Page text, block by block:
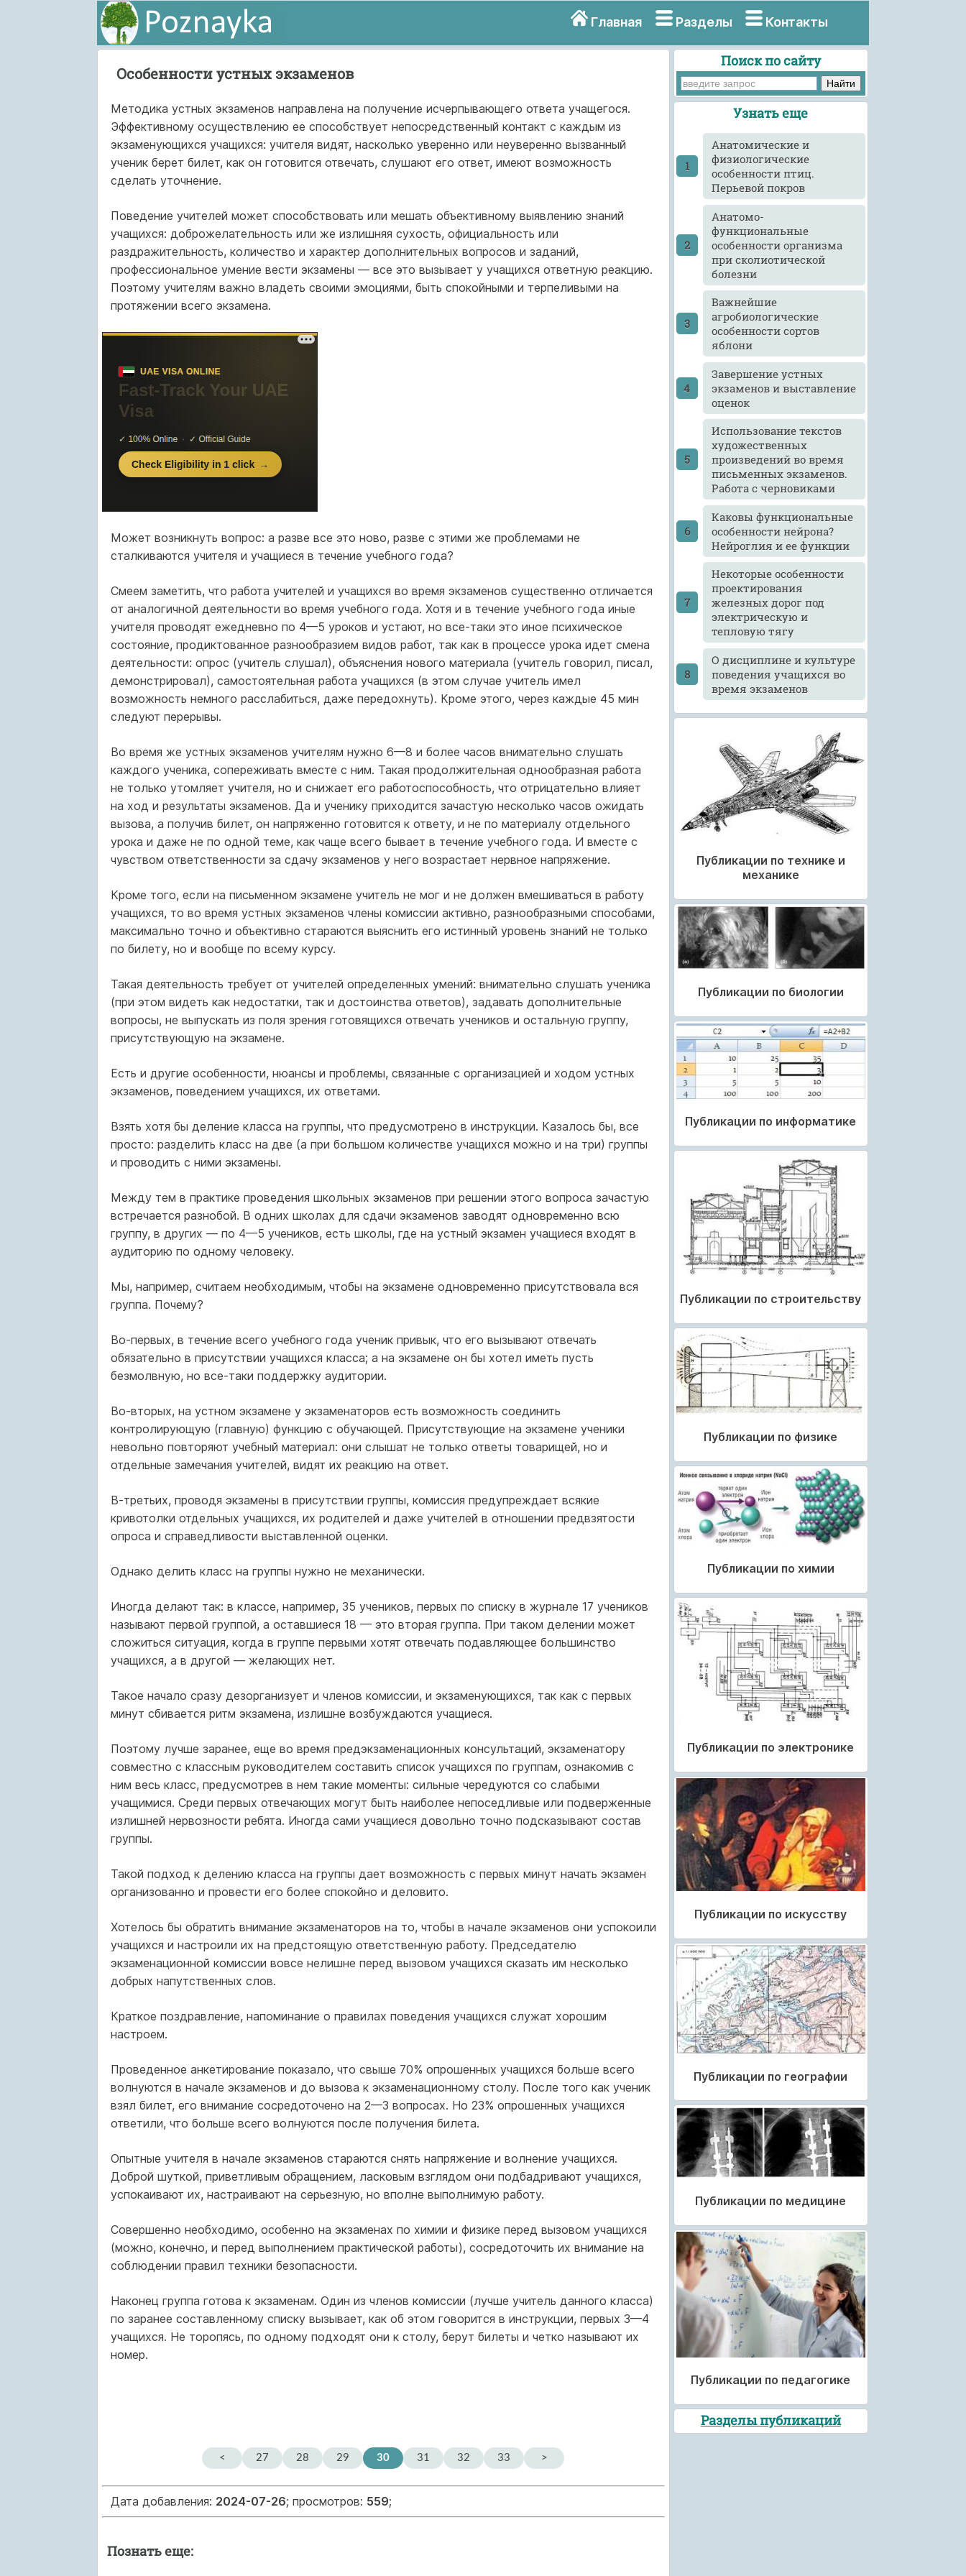
Главная Разделы Контакты
Особенности устных экзаменов
Методика устных экзаменов направлена на получение исчерпывающего ответа учащегося.
Эффективному осуществлению ее способствует непосредственный контакт с каждым из
экзаменующихся учащихся: учителя видят, насколько уверенно или неуверенно вызванный
ученик берет билет, как он готовится отвечать, слушают его ответ, имеют возможность
сделать уточнение.
Поведение учителей может способствовать или мешать объективному выявлению знаний
учащихся: доброжелательность или же излишняя сухость, официальность или
раздражительность, количество и характер дополнительных вопросов и заданий,
профессиональное умение вести экзамены — все это вызывает у учащихся ответную реакцию.
Поэтому учителям важно владеть своими эмоциями, быть спокойными и терпеливыми на
протяжении всего экзамена.
Может возникнуть вопрос: а разве все это ново, разве с этими же проблемами не
сталкиваются учителя и учащиеся в течение учебного года?
Смеем заметить, что работа учителей и учащихся во время экзаменов существенно отличается
от аналогичной деятельности во время учебного года. Хотя и в течение учебного года иные
учителя проводят ежедневно по 4—5 уроков и устают, но все-таки это иное психическое
состояние, продиктованное разнообразием видов работ, так как в процессе урока идет смена
деятельности: опрос (учитель слушал), объяснения нового материала (учитель говорил, писал,
демонстрировал), самостоятельная работа учащихся (в этом случае учитель имел
возможность немного расслабиться, даже передохнуть). Кроме этого, через каждые 45 мин
следуют перерывы.
Во время же устных экзаменов учителям нужно 6—8 и более часов внимательно слушать
каждого ученика, сопереживать вместе с ним. Такая продолжительная однообразная работа
не только утомляет учителя, но и снижает его работоспособность, что отрицательно влияет
на ход и результаты экзаменов. Да и ученику приходится зачастую несколько часов ожидать
вызова, а получив билет, он напряженно готовится к ответу, и не по материалу отдельного
урока и даже не по одной теме, как чаще всего бывает в течение учебного года. И вместе с
чувством ответственности за сдачу экзаменов у него возрастает нервное напряжение.
Кроме того, если на письменном экзамене учитель не мог и не должен вмешиваться в работу
учащихся, то во время устных экзаменов члены комиссии активно, разнообразными способами,
максимально точно и объективно стараются выяснить его истинный уровень знаний не только
по билету, но и вообще по всему курсу.
Такая деятельность требует от учителей определенных умений: внимательно слушать ученика
(при этом видеть как недостатки, так и достоинства ответов), задавать дополнительные
вопросы, не выпускать из поля зрения готовящихся отвечать учеников и остальную группу,
присутствующую на экзамене.
Есть и другие особенности, нюансы и проблемы, связанные с организацией и ходом устных
экзаменов, поведением учащихся, их ответами.
Взять хотя бы деление класса на группы, что предусмотрено в инструкции. Казалось бы, все
просто: разделить класс на две (а при большом количестве учащихся можно и на три) группы
и проводить с ними экзамены.
Между тем в практике проведения школьных экзаменов при решении этого вопроса зачастую
встречается разнобой. В одних школах для сдачи экзаменов заводят одновременно всю
группу, в других — по 4—5 учеников, есть школы, где на устный экзамен учащиеся входят в
аудиторию по одному человеку.
Мы, например, считаем необходимым, чтобы на экзамене одновременно присутствовала вся
группа. Почему?
Во-первых, в течение всего учебного года ученик привык, что его вызывают отвечать
обязательно в присутствии учащихся класса; а на экзамене он бы хотел иметь пусть
безмолвную, но все-таки поддержку аудитории.
Во-вторых, на устном экзамене у экзаменаторов есть возможность соединить
контролирующую (главную) функцию с обучающей. Присутствующие на экзамене ученики
невольно повторяют учебный материал: они слышат не только ответы товарищей, но и
отдельные замечания учителей, видят их реакцию на ответ.
В-третьих, проводя экзамены в присутствии группы, комиссия предупреждает всякие
кривотолки отдельных учащихся, их родителей и даже учителей в отношении предвзятости
опроса и справедливости выставленной оценки.
Однако делить класс на группы нужно не механически.
Иногда делают так: в классе, например, 35 учеников, первых по списку в журнале 17 учеников
называют первой группой, а оставшиеся 18 — это вторая группа. При таком делении может
сложиться ситуация, когда в группе первыми хотят отвечать подавляющее большинство
учащихся, а в другой — желающих нет.
Такое начало сразу дезорганизует и членов комиссии, и экзаменующихся, так как с первых
минут сбивается ритм экзамена, излишне возбуждаются учащиеся.
Поэтому лучше заранее, еще во время предэкзаменационных консультаций, экзаменатору
совместно с классным руководителем составить список учащихся по группам, ознакомив с
ним весь класс, предусмотрев в нем такие моменты: сильные чередуются со слабыми
учащимися. Среди первых отвечающих могут быть наиболее непоседливые или подверженные
излишней нервозности ребята. Иногда сами учащиеся довольно точно подсказывают состав
группы.
Такой подход к делению класса на группы дает возможность с первых минут начать экзамен
организованно и провести его более спокойно и деловито.
Хотелось бы обратить внимание экзаменаторов на то, чтобы в начале экзаменов они успокоили
учащихся и настроили их на предстоящую ответственную работу. Председателю
экзаменационной комиссии вовсе нелишне перед вызовом учащихся сказать им несколько
добрых напутственных слов.
Краткое поздравление, напоминание о правилах поведения учащихся служат хорошим
настроем.
Проведенное анкетирование показало, что свыше 70% опрошенных учащихся больше всего
волнуются в начале экзаменов и до вызова к экзаменационному столу. После того как ученик
взял билет, его внимание сосредоточено на 2—3 вопросах. Но 23% опрошенных учащихся
ответили, что больше всего волнуются после получения билета.
Опытные учителя в начале экзаменов стараются снять напряжение и волнение учащихся.
Доброй шуткой, приветливым обращением, ласковым взглядом они подбадривают учащихся,
успокаивают их, настраивают на серьезную, но вполне выполнимую работу.
Совершенно необходимо, особенно на экзаменах по химии и физике перед вызовом учащихся
(можно, конечно, и перед выполнением практической работы), сосредоточить их внимание на
соблюдении правил техники безопасности.
Наконец группа готова к экзаменам. Один из членов комиссии (лучше учитель данного класса)
по заранее составленному списку вызывает, как об этом говорится в инструкции, первых 3—4
учащихся. Не торопясь, по одному подходят они к столу, берут билеты и четко называют их
номер.
< 27 28 29 30 31 32 33 >
Дата добавления: 2024-07-26; просмотров: 559;
Познать еще:
Поиск по сайту
Узнать еще
Анатомические и
физиологические
особенности птиц.
Перьевой покров
Анатомо-
функциональные
особенности организма
при сколиотической
болезни
Важнейшие
агробиологические
особенности сортов
яблони
Завершение устных
экзаменов и выставление
оценок
Использование текстов
художественных
произведений во время
письменных экзаменов.
Работа с черновиками
Каковы функциональные
особенности нейрона?
Нейроглия и ее функции
Некоторые особенности
проектирования
железных дорог под
электрическую и
тепловую тягу
О дисциплине и культуре
поведения учащихся во
время экзаменов
Публикации по технике и
механике
Публикации по биологии
Публикации по информатике
Публикации по строительству
Публикации по физике
Публикации по химии
Публикации по электронике
Публикации по искусству
Публикации по географии
Публикации по медицине
Публикации по педагогике
Разделы публикаций